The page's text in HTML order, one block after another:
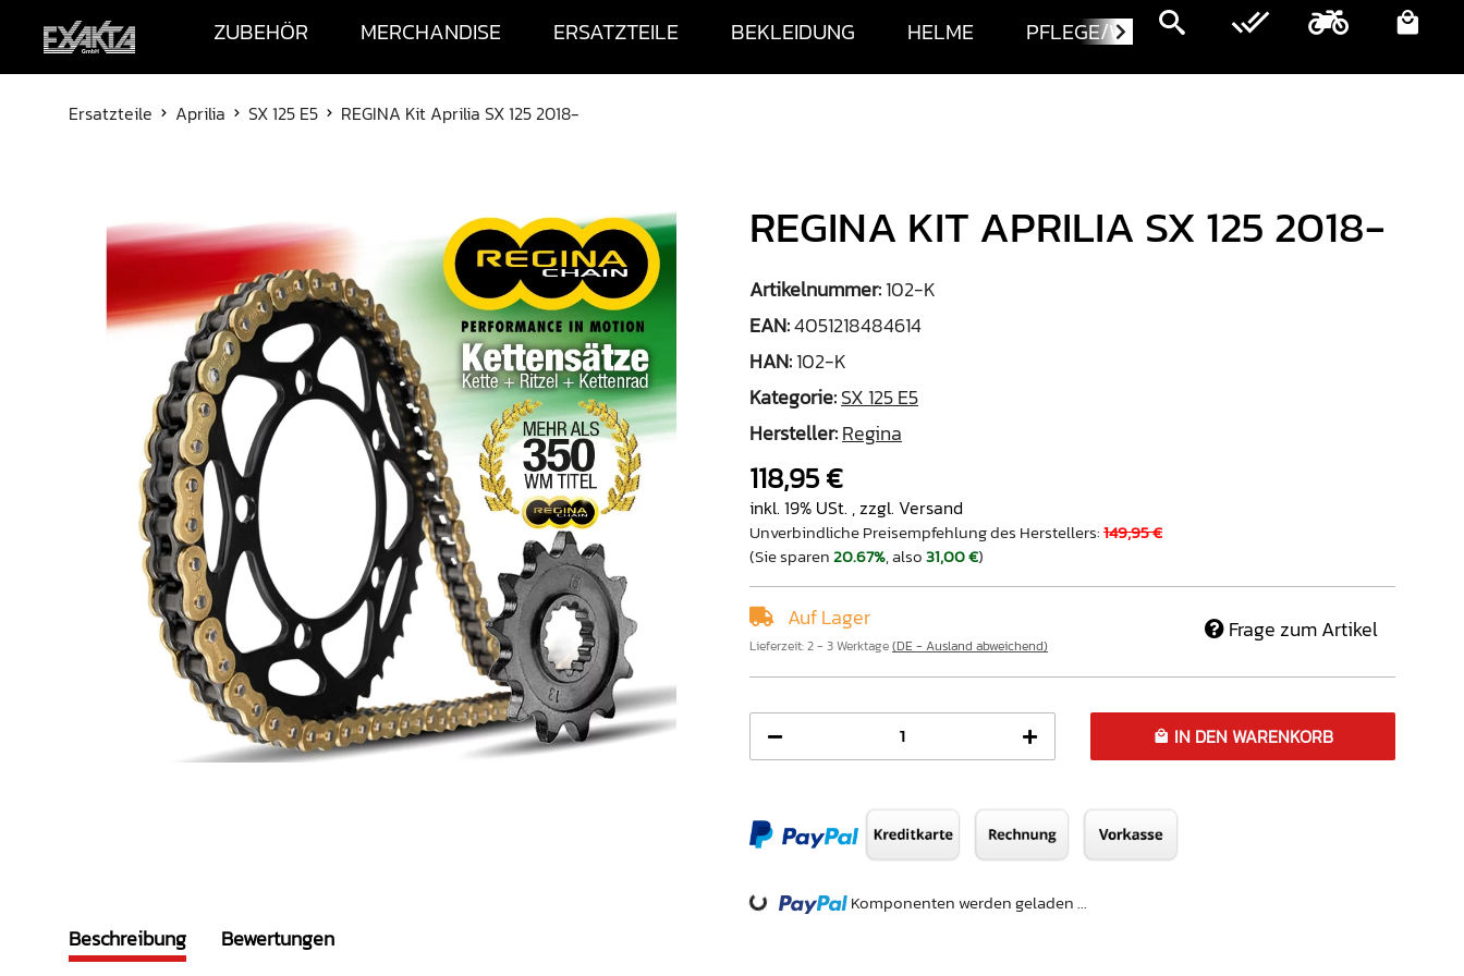
ZUBEHÖR MERCHANDISE ERSATZTEILE BEKLEIDUNG HELME PFLEGE/WARTUNG MOTORRÄDER
Ersatzteile Aprilia SX 125 E5 REGINA Kit Aprilia SX 125 2018-
REGINA KIT APRILIA SX 125 2018-
Artikelnummer:102-K
EAN:4051218484614
HAN:102-K
Kategorie:SX 125 E5
Hersteller:Regina
118,95 €
inkl. 19% USt. , zzgl. Versand
Unverbindliche Preisempfehlung des Herstellers:149,95 €
(Sie sparen20.67%, also31,00 €)
Auf Lager
Lieferzeit:2 - 3 Werktage(DE - Ausland abweichend)
Frage zum Artikel
IN DEN WARENKORB
Loading... Komponenten werden geladen ...
Beschreibung Bewertungen